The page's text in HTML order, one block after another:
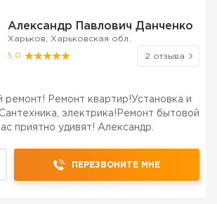
Александр Павлович Данченко
Харьков, Харьковская обл.
5.0 2 отзыва
ремонт! Ремонт квартир!Установка и
электрика!Ремонт бытовой
приятно удивят! Александр.
ПЕРЕЗВОНИТЕ МНЕ